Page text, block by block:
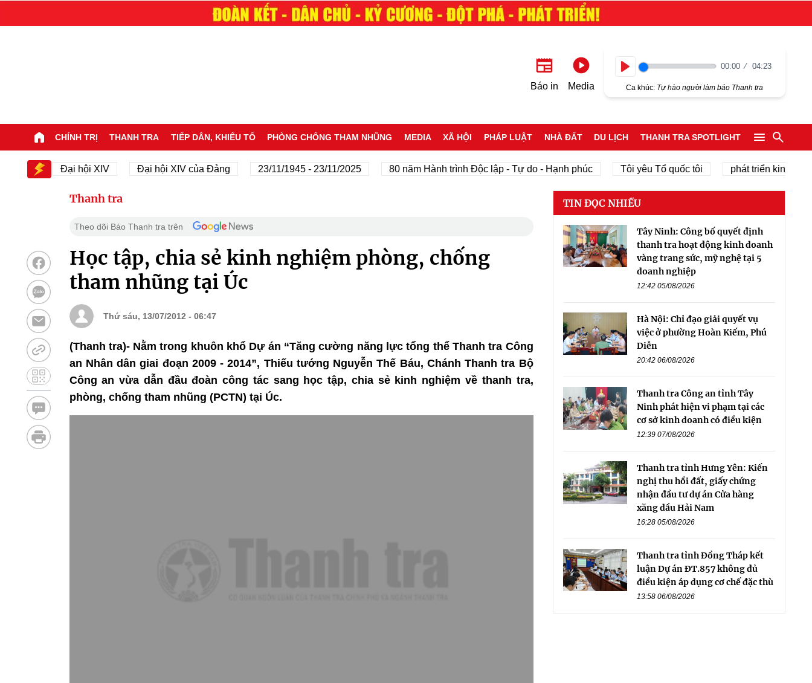
Báo in Media
00:00 04:23
Ca khúc: Tự hào người làm báo Thanh tra
CHÍNH TRỊ THANH TRA TIẾP DÂN, KHIẾU TỐ PHÒNG CHỐNG THAM NHŨNG MEDIA XÃ HỘI PHÁP LUẬT NHÀ ĐẤT DU LỊCH THANH TRA SPOTLIGHT
Đại hội XIV Đại hội XIV của Đảng 23/11/1945 - 23/11/2025 80 năm Hành trình Độc lập - Tự do - Hạnh phúc Tôi yêu Tổ quốc tôi phát triển kinh tế tư nhân
Thanh tra
Theo dõi Báo Thanh tra trên
Học tập, chia sẻ kinh nghiệm phòng, chống
tham nhũng tại Úc
Thứ sáu, 13/07/2012 - 06:47
(Thanh tra)- Nằm trong khuôn khổ Dự án “Tăng cường năng lực tổng thể Thanh tra Công
an Nhân dân giai đoạn 2009 - 2014”, Thiếu tướng Nguyễn Thế Báu, Chánh Thanh tra Bộ
Công an vừa dẫn đầu đoàn công tác sang học tập, chia sẻ kinh nghiệm về thanh tra,
phòng, chống tham nhũng (PCTN) tại Úc.
TIN ĐỌC NHIỀU
Tây Ninh: Công bố quyết định
thanh tra hoạt động kinh doanh
vàng trang sức, mỹ nghệ tại 5
doanh nghiệp
12:42 05/08/2026
Hà Nội: Chỉ đạo giải quyết vụ
việc ở phường Hoàn Kiếm, Phú
Diễn
20:42 06/08/2026
Thanh tra Công an tỉnh Tây
Ninh phát hiện vi phạm tại các
cơ sở kinh doanh có điều kiện
12:39 07/08/2026
Thanh tra tỉnh Hưng Yên: Kiến
nghị thu hồi đất, giấy chứng
nhận đầu tư dự án Cửa hàng
xăng dầu Hải Nam
16:28 05/08/2026
Thanh tra tỉnh Đồng Tháp kết
luận Dự án ĐT.857 không đủ
điều kiện áp dụng cơ chế đặc thù
13:58 06/08/2026